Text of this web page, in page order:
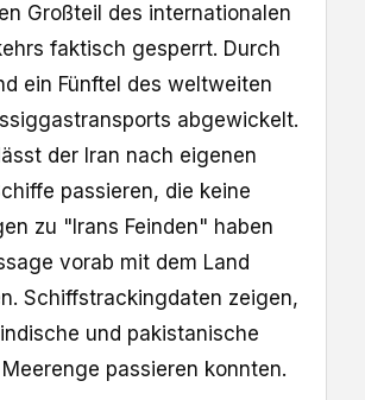
Großteil des internationalen
faktisch gesperrt. Durch
ein Fünftel des weltweiten
abgewickelt.
der Iran nach eigenen
passieren, die keine
zu "Irans Feinden" haben
vorab mit dem Land
Schiffstrackingdaten zeigen,
und pakistanische
passieren konnten.